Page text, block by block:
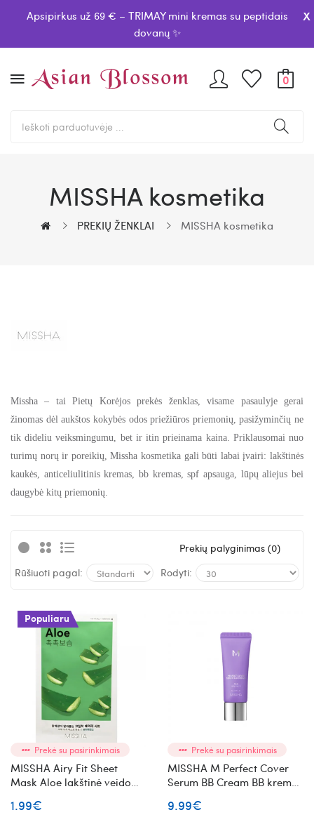
Apsipirkus už 69 € – TRIMAY mini kremas su peptidais
dovanų ✨
x
0
MISSHA kosmetika
PREKIŲ ŽENKLAI MISSHA kosmetika
Missha – tai Pietų Korėjos prekės ženklas, visame pasaulyje gerai
žinomas dėl aukštos kokybės odos priežiūros priemonių, pasižyminčių ne
tik dideliu veiksmingumu, bet ir itin prieinama kaina. Priklausomai nuo
turimų norų ir poreikių, Missha kosmetika gali būti labai įvairi: lakštinės
kaukės, anticeliulitinis kremas, bb kremas, spf apsauga, lūpų aliejus bei
daugybė kitų priemonių.
Prekių palyginimas (0)
Rūšiuoti pagal:
Rodyti:
Populiaru
Prekė su pasirinkimais
MISSHA Airy Fit Sheet
Mask Aloe lakštinė veido
1.99€
Prekė su pasirinkimais
MISSHA M Perfect Cover
Serum BB Cream BB kremas
9.99€